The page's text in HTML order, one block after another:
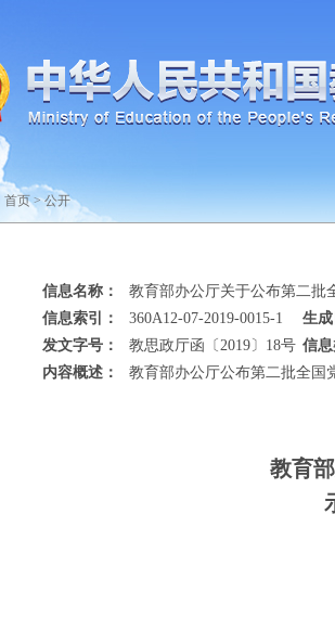
首页>公开
信息名称：
教育部办公厅关于公布第二批
信息索引：
360A12-07-2019-0015-1 生成
发文字号：
教思政厅函〔2019〕18号 信息
内容概述：
教育部办公厅公布第二批全国
教育